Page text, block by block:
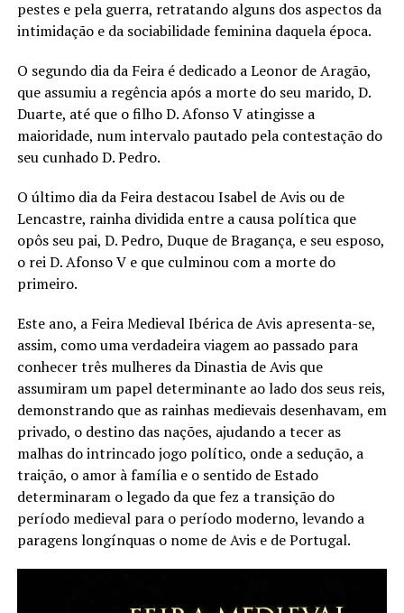
pestes e pela guerra, retratando alguns dos aspectos da
intimidação e da sociabilidade feminina daquela época.
O segundo dia da Feira é dedicado a Leonor de Aragão,
que assumiu a regência após a morte do seu marido, D.
Duarte, até que o filho D. Afonso V atingisse a
maioridade, num intervalo pautado pela contestação do
seu cunhado D. Pedro.
O último dia da Feira destacou Isabel de Avis ou de
Lencastre, rainha dividida entre a causa política que
opôs seu pai, D. Pedro, Duque de Bragança, e seu esposo,
o rei D. Afonso V e que culminou com a morte do
primeiro.
Este ano, a Feira Medieval Ibérica de Avis apresenta-se,
assim, como uma verdadeira viagem ao passado para
conhecer três mulheres da Dinastia de Avis que
assumiram um papel determinante ao lado dos seus reis,
demonstrando que as rainhas medievais desenhavam, em
privado, o destino das nações, ajudando a tecer as
malhas do intrincado jogo político, onde a sedução, a
traição, o amor à família e o sentido de Estado
determinaram o legado da que fez a transição do
período medieval para o período moderno, levando a
paragens longínquas o nome de Avis e de Portugal.